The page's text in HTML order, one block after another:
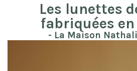
Les lunettes
fabriquées
- La Maison